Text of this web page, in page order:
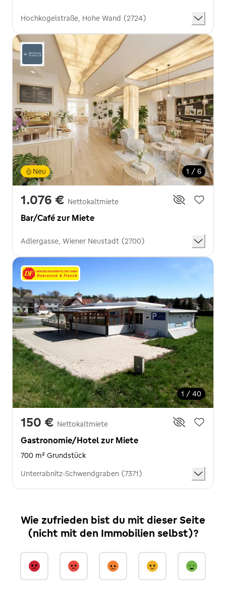
Hochkogelstraße, Hohe Wand (2724)
1 / 6
Neu
1.076 € Nettokaltmiete
Bar/Café zur Miete
Adlergasse, Wiener Neustadt (2700)
1 / 40
150 € Nettokaltmiete
Gastronomie/Hotel zur Miete
700 m² Grundstück
Unterrabnitz-Schwendgraben (7371)
Wie zufrieden bist du mit dieser Seite
(nicht mit den Immobilien selbst)?